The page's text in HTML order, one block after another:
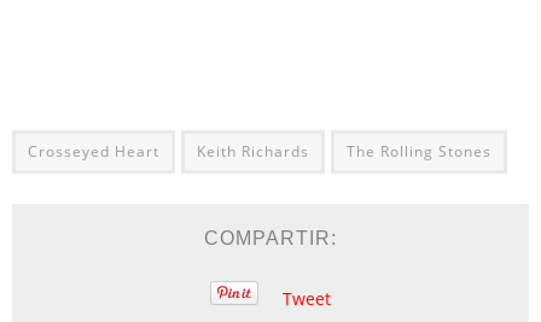
Crosseyed Heart Keith Richards The Rolling Stones
COMPARTIR:
Tweet